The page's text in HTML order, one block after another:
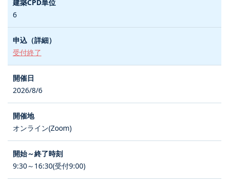
6
受付終了
2026/8/6
オンライン(Zoom)
9:30～16:30(受付9:00)